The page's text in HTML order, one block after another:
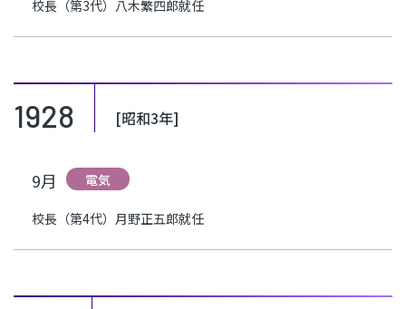
校長（第3代）八木繁四郎就任
1928 [昭和3年]
9月 電気
校長（第4代）月野正五郎就任